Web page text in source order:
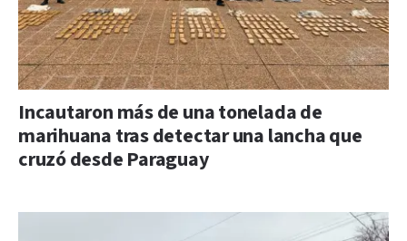
Incautaron más de una tonelada de
marihuana tras detectar una lancha que
cruzó desde Paraguay